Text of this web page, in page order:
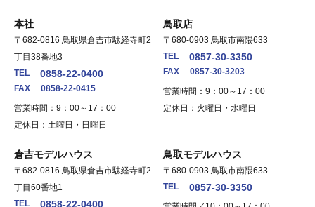
本社
〒682-0816 鳥取県倉吉市駄経寺町2
丁目38番地3
TEL
0858-22-0400
FAX
0858-22-0415
営業時間：9：00～17：00
定休日：土曜日・日曜日
鳥取店
〒680-0903 鳥取市南隈633
TEL
0857-30-3350
FAX
0857-30-3203
営業時間：9：00～17：00
定休日：火曜日・水曜日
倉吉モデルハウス
〒682-0816 鳥取県倉吉市駄経寺町2
丁目60番地1
TEL
0858-22-0400
鳥取モデルハウス
〒680-0903 鳥取市南隈633
TEL
0857-30-3350